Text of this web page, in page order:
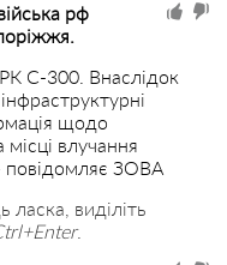
рф
С-300. Внаслідок
щодо
влучання
повідомляє ЗОВА
виділіть
.